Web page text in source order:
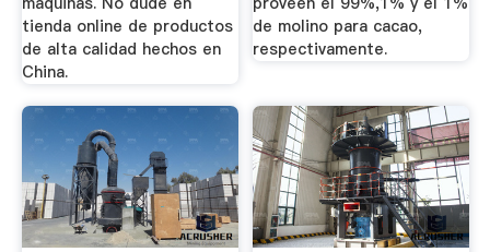
tienda online de productos
de alta calidad hechos en
China.
de molino para cacao,
respectivamente.